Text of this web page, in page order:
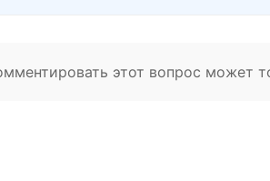
этот вопрос может